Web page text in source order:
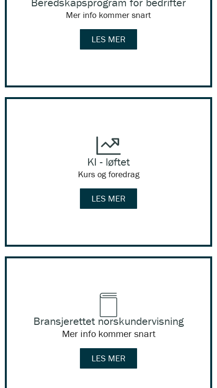
Mer info kommer snart
LES MER
KI - løftet
Kurs og foredrag
LES MER
Bransjerettet norskundervisning
Mer info kommer snart
LES MER